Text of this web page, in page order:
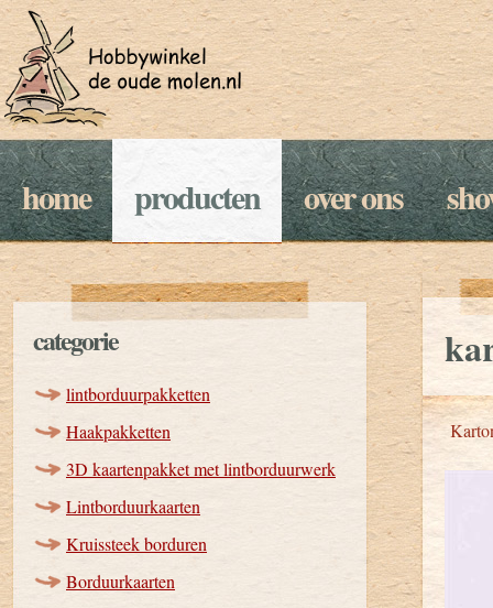
home producten over ons
categorie
lintborduurpakketten
Haakpakketten
3D kaartenpakket met lintborduurwerk
Lintborduurkaarten
Kruissteek borduren
Borduurkaarten